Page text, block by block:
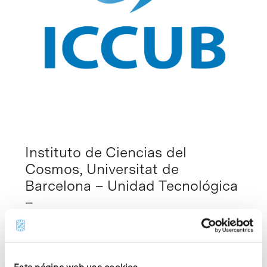
Instituto de Ciencias del
Cosmos, Universitat de
Barcelona – Unidad Tecnológica
–
Centros I+D
es un instituto de investigación perteneciente